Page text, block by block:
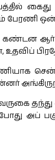
கண்டன
உதவிப்
தந்து
அப்